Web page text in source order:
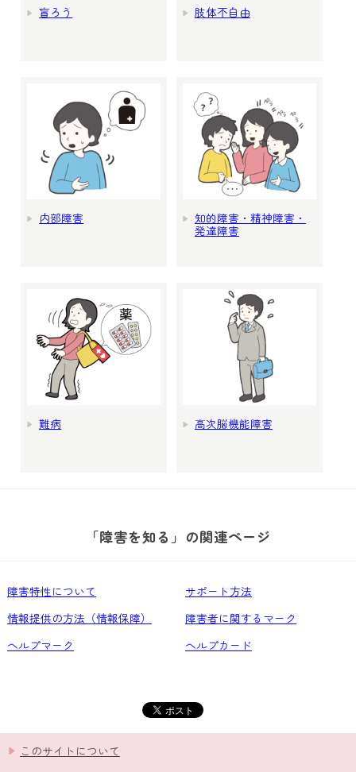
盲ろう 肢体不自由
内部障害
知的障害・精神障害・
発達障害
難病 高次脳機能障害
「障害を知る」の関連ページ
障害特性について
サポート方法
情報提供の方法（情報保障）
障害者に関するマーク
ヘルプマーク
ヘルプカード
このサイトについて